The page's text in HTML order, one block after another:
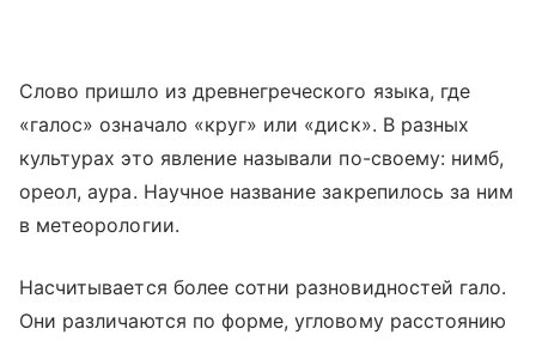
Слово пришло из древнегреческого языка, где
«галос» означало «круг» или «диск». В разных
культурах это явление называли по-своему: нимб,
ореол, аура. Научное название закрепилось за ним
в метеорологии.
Насчитывается более сотни разновидностей гало.
Они различаются по форме, угловому расстоянию